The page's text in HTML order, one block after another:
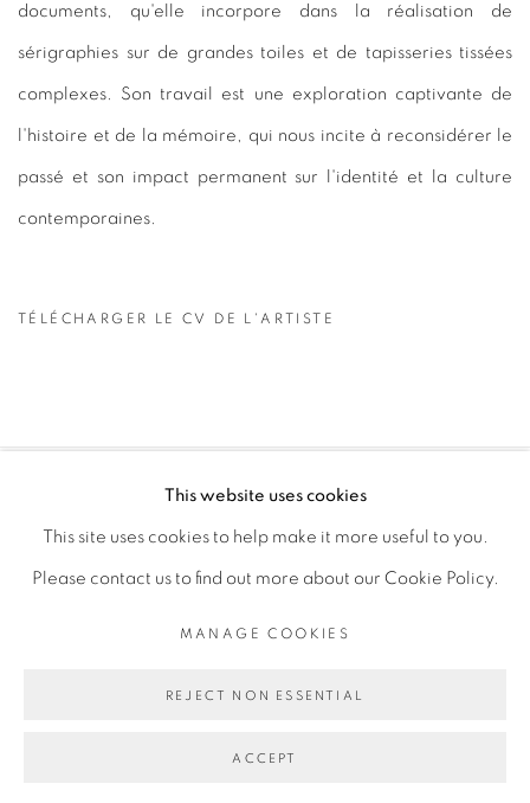
documents, qu'elle incorpore dans la réalisation de
sérigraphies sur de grandes toiles et de tapisseries tissées
complexes. Son travail est une exploration captivante de
l'histoire et de la mémoire, qui nous incite à reconsidérer le
passé et son impact permanent sur l'identité et la culture
contemporaines.
TÉLÉCHARGER LE CV DE L'ARTISTE
MANAGE COOKIES
COPYRIGHT © 2026 GALERIE CÉCILE FAKHOURY
SITE BY ARTLOGIC
This website uses cookies
This site uses cookies to help make it more useful to you.
Please contact us to find out more about our Cookie Policy.
MANAGE COOKIES
REJECT NON ESSENTIAL
ACCEPT